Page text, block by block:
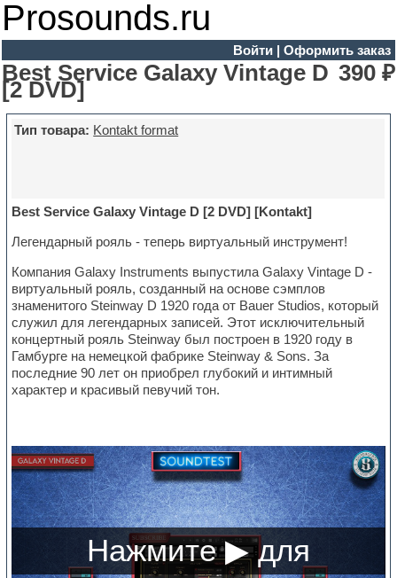
Prosounds.ru
Войти| Оформить заказ
Best Service Galaxy Vintage D
[2 DVD]
390 ₽
Тип товара: Kontakt format
Best Service Galaxy Vintage D [2 DVD] [Kontakt]
Легендарный рояль - теперь виртуальный инструмент!
Компания Galaxy Instruments выпустила Galaxy Vintage D -
виртуальный рояль, созданный на основе сэмплов
знаменитого Steinway D 1920 года от Bauer Studios, который
служил для легендарных записей. Этот исключительный
концертный рояль Steinway был построен в 1920 году в
Гамбурге на немецкой фабрике Steinway & Sons. За
последние 90 лет он приобрел глубокий и интимный
характер и красивый певучий тон.